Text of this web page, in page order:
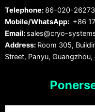
Telephone: 86-020-
Mobile/WhatsApp: +86
Email: sales@cryo-
Address: Room 305,
Street, Panyu,